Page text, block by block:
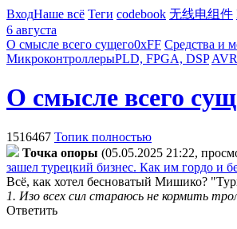
ВходНаше всё Теги codebook 无线电组件
6 августа
О смысле всего сущего0xFF Средства и
МикроконтроллерыPLD, FPGA, DSP AVR
О смысле всего
1516467 Топик полностью
Toчкa oпopы (05.05.2025 21:22,
зашел турецкий бизнес. Как им гордо и
Всё, как хотел бесноватый Мишико?
1. Изо всех сил стараюсь не кормить
Ответить